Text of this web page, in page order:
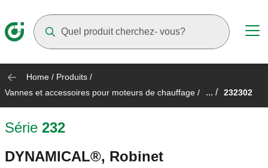
Home / Produits /
Vannes et accessoires pour moteurs de chauffage / ... / 232302
Série 232
DYNAMICAL®, Robinet